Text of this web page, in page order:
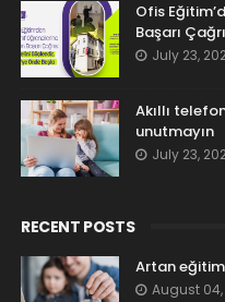
Ofis
Başarı
July 23,
Akıllı
unutmayın
July 23,
RECENT POSTS
Artan
August 04,